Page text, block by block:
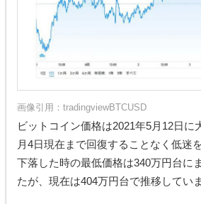
画像引用： tradingviewBTCUSD
ビットコイン価格は2021年5月12日に
月4日現在まで回復することなく低迷
下落した時の最低価格は340万円台に
たが、現在は404万円台で推移していま